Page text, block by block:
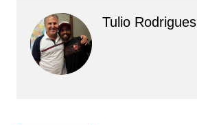
Tulio Rodrigues